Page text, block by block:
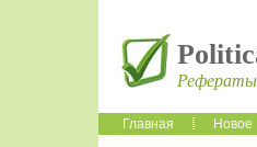
Рефераты
Главная Новое